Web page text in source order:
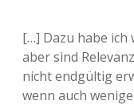
[…] Dazu habe ich
aber sind
nicht endgültig
wenn auch